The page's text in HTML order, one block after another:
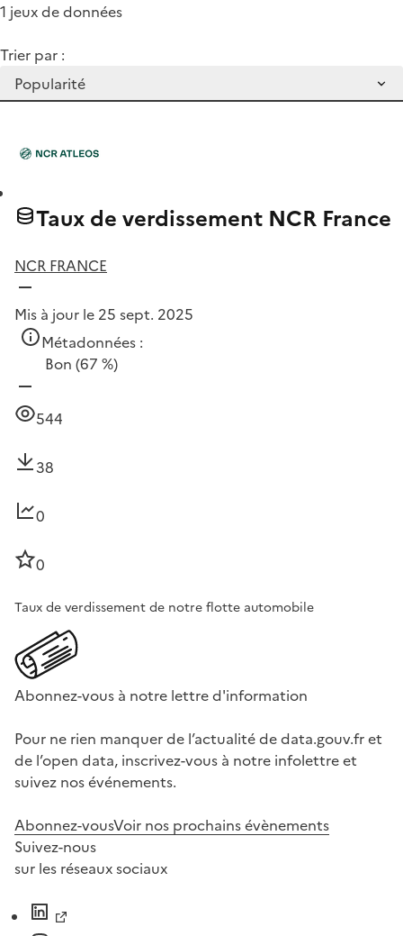
1 jeux de données
Trier par :
Taux de verdissement NCR France
NCR FRANCE
Mis à jour le 25 sept. 2025
Métadonnées :
Bon (67 %)
544
38
0
0
Taux de verdissement de notre flotte automobile
Abonnez-vous à notre lettre d'information
Pour ne rien manquer de l’actualité de data.gouv.fr et
de l’open data, inscrivez-vous à notre infolettre et
suivez nos événements.
Abonnez-vousVoir nos prochains évènements
Suivez-nous
sur les réseaux sociaux